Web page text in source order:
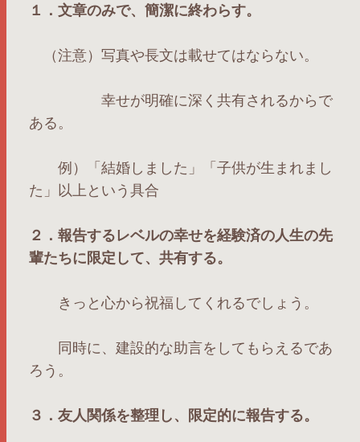
１．文章のみで、簡潔に終わらす。
（注意）写真や長文は載せてはならない。
幸せが明確に深く共有されるからで
ある。
例）「結婚しました」「子供が生まれまし
た」以上という具合
２．報告するレベルの幸せを経験済の人生の先
輩たちに限定して、共有する。
きっと心から祝福してくれるでしょう。
同時に、建設的な助言をしてもらえるであ
ろう。
３．友人関係を整理し、限定的に報告する。